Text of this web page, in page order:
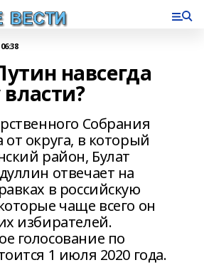
навсегда
власти?
Собрания
округа, в который
район, Булат
отвечает на
в российскую
чаще всего он
избирателей.
голосование по
1 июля 2020 года.